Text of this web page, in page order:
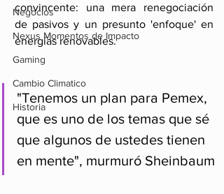
Negocios
Nexus Momentos de Impacto
Gaming
Cambio Climatico
Historia
convincente: una mera renegociación
de pasivos y un presunto 'enfoque' en
energías renovables.
"Tenemos un plan para Pemex,
que es uno de los temas que sé
que algunos de ustedes tienen
en mente", murmuró Sheinbaum